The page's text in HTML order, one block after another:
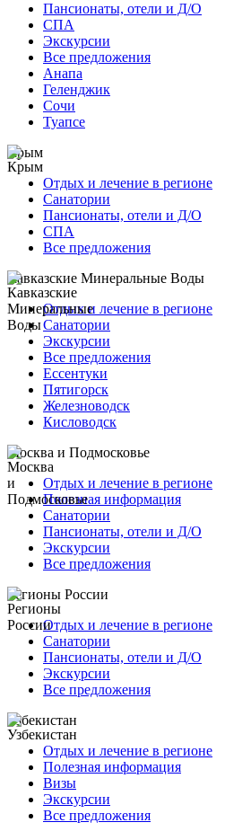
Пансионаты, отели и Д/О
СПА
Экскурсии
Все предложения
Анапа
Геленджик
Сочи
Туапсе
Крым
Отдых и лечение в регионе
Санатории
Пансионаты, отели и Д/О
СПА
Все предложения
Кавказские Минеральные Воды
Отдых и лечение в регионе
Санатории
Экскурсии
Все предложения
Ессентуки
Пятигорск
Железноводск
Кисловодск
Москва и Подмосковье
Отдых и лечение в регионе
Полезная информация
Санатории
Пансионаты, отели и Д/О
Экскурсии
Все предложения
Регионы России
Отдых и лечение в регионе
Санатории
Пансионаты, отели и Д/О
Экскурсии
Все предложения
Узбекистан
Отдых и лечение в регионе
Полезная информация
Визы
Экскурсии
Все предложения